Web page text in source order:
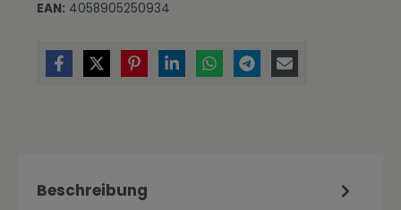
EAN: 4058905250934
Beschreibung